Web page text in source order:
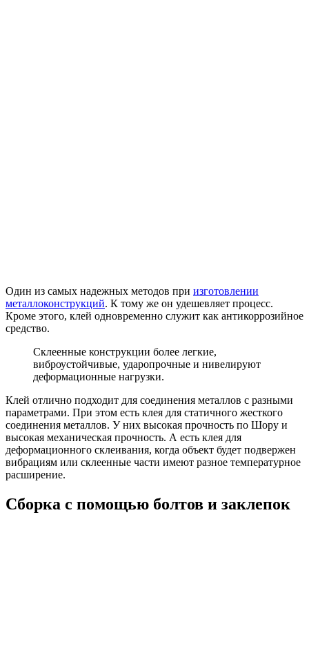
Один из самых надежных методов при изготовлении
металлоконструкций. К тому же он удешевляет процесс.
Кроме этого, клей одновременно служит как антикоррозийное
средство.
Склеенные конструкции более легкие,
виброустойчивые, ударопрочные и нивелируют
деформационные нагрузки.
Клей отлично подходит для соединения металлов с разными
параметрами. При этом есть клея для статичного жесткого
соединения металлов. У них высокая прочность по Шору и
высокая механическая прочность. А есть клея для
деформационного склеивания, когда объект будет подвержен
вибрациям или склеенные части имеют разное температурное
расширение.
Сборка с помощью болтов и заклепок